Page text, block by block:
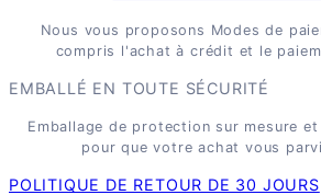
Nous vous proposons Modes de
compris l'achat à crédit et le
EMBALLÉ EN TOUTE SÉCURITÉ
Emballage de protection sur mesure
pour que votre achat vous
POLITIQUE DE RETOUR DE 30 JOURS